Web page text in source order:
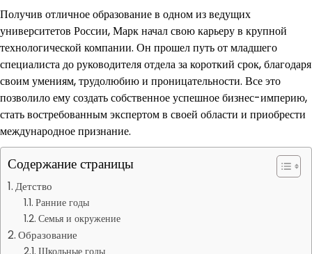
Получив отличное образование в одном из ведущих
университетов России, Марк начал свою карьеру в крупной
технологической компании. Он прошел путь от младшего
специалиста до руководителя отдела за короткий срок, благодаря
своим умениям, трудолюбию и проницательности. Все это
позволило ему создать собственное успешное бизнес-империю,
стать востребованным экспертом в своей области и приобрести
международное признание.
Содержание страницы
Детство
Ранние годы
Семья и окружение
Образование
Школьные годы